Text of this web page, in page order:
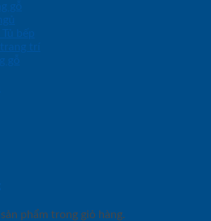
gỗ
Tủ bếp
trí
gỗ
phẩm trong giỏ hàng.